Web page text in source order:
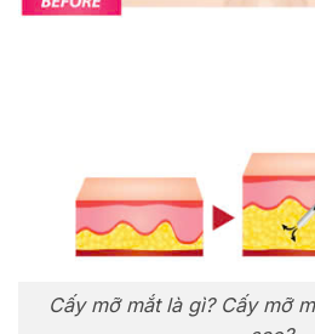
Cấy mỡ mắt là gì? Cấy mỡ